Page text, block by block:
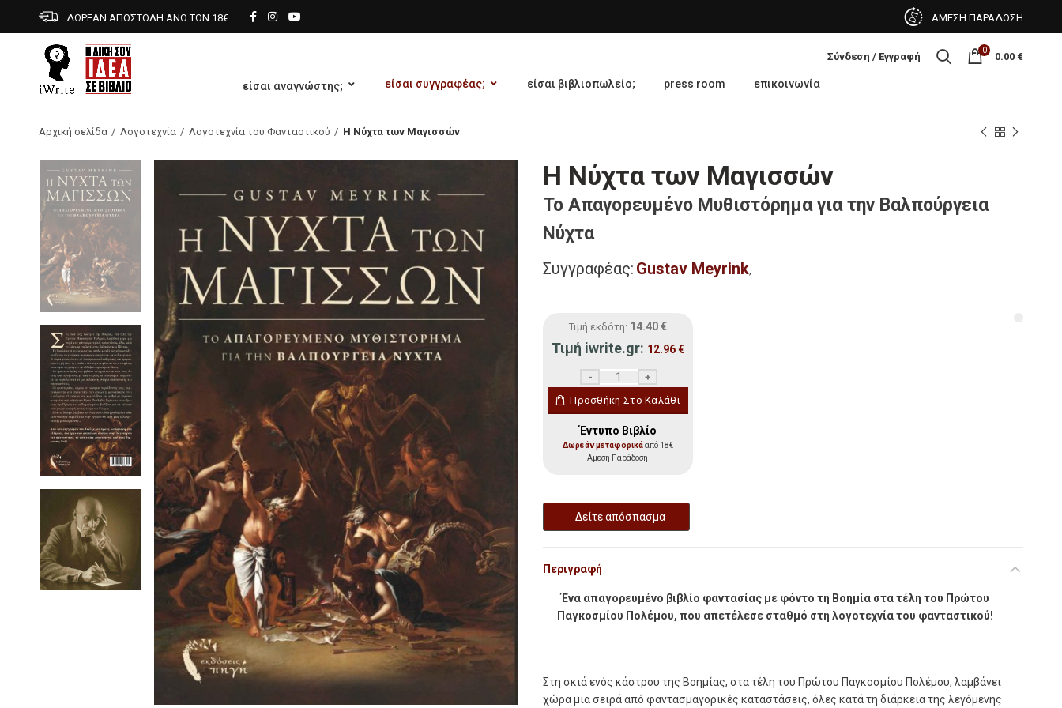
ΔΩΡΕΑΝ ΑΠΟΣΤΟΛΗ ΑΝΩ ΤΩΝ 18€ ΑΜΕΣΗ ΠΑΡΑΔΟΣΗ
Σύνδεση / Εγγραφή 0 0.00 €
είσαι αναγνώστης; είσαι συγγραφέας; είσαι βιβλιοπωλείο; press room επικοινωνία
Αρχική σελίδα Λογοτεχνία Λογοτεχνία του Φανταστικού Η Νύχτα των Μαγισσών
Προβολή Βίντεο
Η Νύχτα των Μαγισσών
Το Απαγορευμένο Μυθιστόρημα για την Βαλπούργεια
Νύχτα
Συγγραφέας: Gustav Meyrink,
Τιμή εκδότη: 14.40 €
Τιμή iwrite.gr: 12.96€
Προσθήκη Στο Καλάθι
Έντυπο Βιβλίο
Δωρεάν μεταφορικάαπό 18€
Αμεση Παράδοση
Δείτε απόσπασμα
Περιγραφή
Ένα απαγορευμένο βιβλίο φαντασίας με φόντο τη Βοημία στα τέλη του Πρώτου
Παγκοσμίου Πολέμου, που απετέλεσε σταθμό στη λογοτεχνία του φανταστικού!
Στη σκιά ενός κάστρου της Βοημίας, στα τέλη του Πρώτου Παγκοσμίου Πολέμου, λαμβάνει
χώρα μια σειρά από φαντασμαγορικές καταστάσεις, όλες κατά τη διάρκεια της λεγόμενης